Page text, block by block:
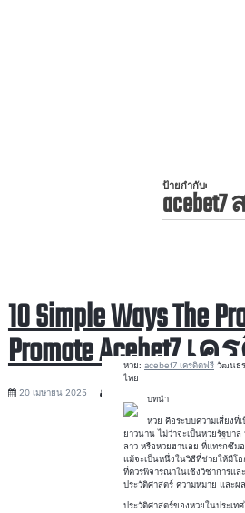
ป้ายกำกับ:
10 Simple Ways The
Promote Acebet7
20 เมษายน 2025 Noah Sanchez
หวย: acebet7 เครดิตฟรี วัฒนธร
ไทย
บทนำ
หวย คือระบบความเสี่ยง
ยาวนาน ไม่ว่าจะเป็นหวยรัฐบา
ลาว หรือหวยฮานอย ที่แทรกซึม
แม้จะเป็นหนึ่งในวิธีที่ช่วยให้มีโ
ที่ควรพิจารณาในเชิงวิชาการแล
ประวัติศาสตร์ ความหมาย และ
ประวัติศาสตร์ของหวยในประเท